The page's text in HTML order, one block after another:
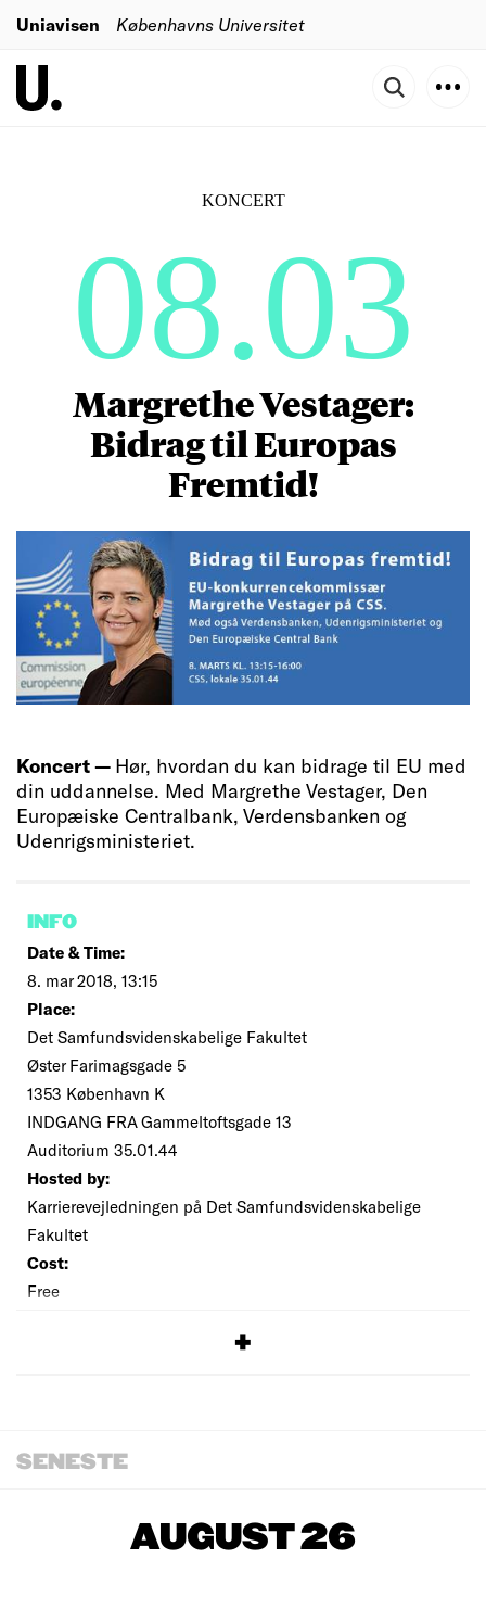
Uniavisen Københavns Universitet
KONCERT
08.03
Margrethe Vestager:
Bidrag til Europas
Fremtid!
Koncert — Hør, hvordan du kan bidrage til EU med
din uddannelse. Med Margrethe Vestager, Den
Europæiske Centralbank, Verdensbanken og
Udenrigsministeriet.
INFO
Date & Time:
8. mar 2018, 13:15
Place:
Det Samfundsvidenskabelige Fakultet
Øster Farimagsgade 5
1353 København K
INDGANG FRA Gammeltoftsgade 13
Auditorium 35.01.44
Hosted by:
Karrierevejledningen på Det Samfundsvidenskabelige
Fakultet
Cost:
Free
SENESTE
AUGUST 26